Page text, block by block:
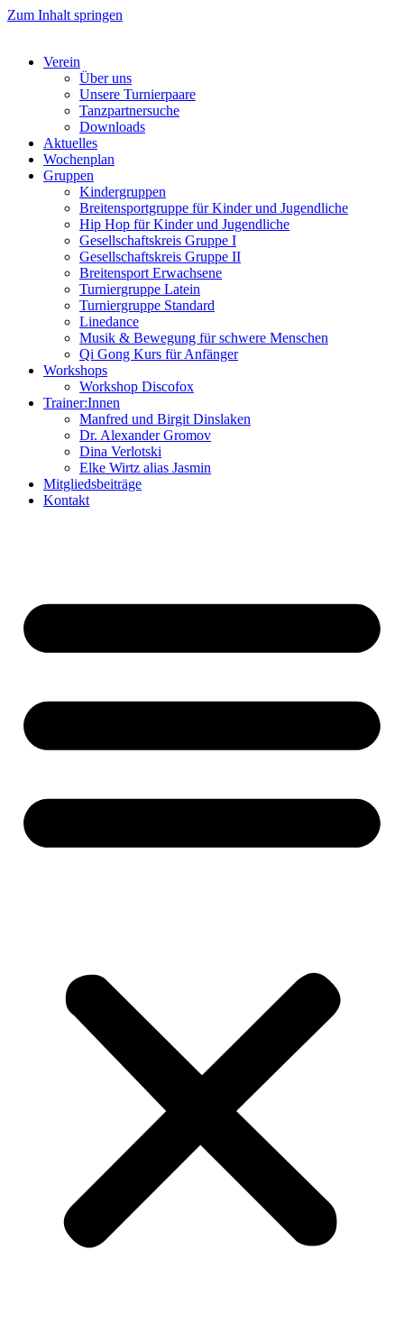
Zum Inhalt springen
Verein
Über uns
Unsere Turnierpaare
Tanzpartnersuche
Downloads
Aktuelles
Wochenplan
Gruppen
Kindergruppen
Breitensportgruppe für Kinder und Jugendliche
Hip Hop für Kinder und Jugendliche​
Gesellschaftskreis Gruppe I
Gesellschaftskreis Gruppe II
Breitensport Erwachsene
Turniergruppe Latein
Turniergruppe Standard
Linedance
Musik & Bewegung für schwere Menschen​
Qi Gong Kurs für Anfänger
Workshops
Workshop Discofox
Trainer:Innen
Manfred und Birgit Dinslaken
Dr. Alexander Gromov
Dina Verlotski
Elke Wirtz alias Jasmin
Mitgliedsbeiträge
Kontakt